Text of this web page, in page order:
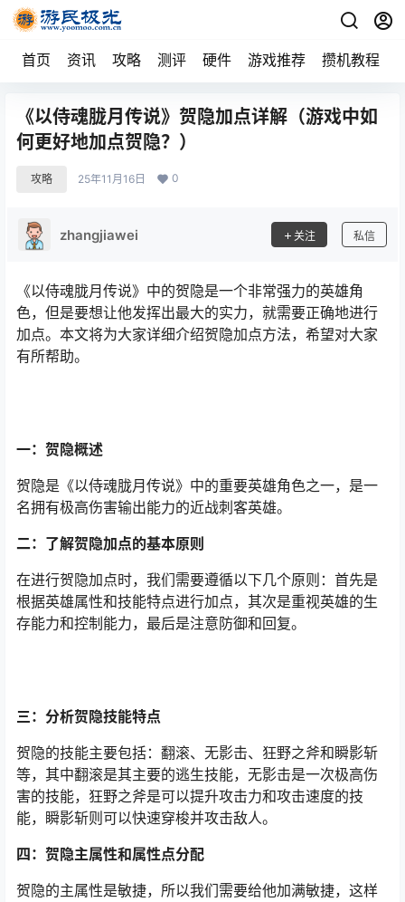
首页 资讯 攻略 测评 硬件 游戏推荐 攒机教程
《以侍魂胧月传说》贺隐加点详解（游戏中如
何更好地加点贺隐？）
攻略 25年11月16日 0
zhangjiawei 关注 私信
《以侍魂胧月传说》中的贺隐是一个非常强力的英雄角
色，但是要想让他发挥出最大的实力，就需要正确地进行
加点。本文将为大家详细介绍贺隐加点方法，希望对大家
有所帮助。
一：贺隐概述
贺隐是《以侍魂胧月传说》中的重要英雄角色之一，是一
名拥有极高伤害输出能力的近战刺客英雄。
二：了解贺隐加点的基本原则
在进行贺隐加点时，我们需要遵循以下几个原则：首先是
根据英雄属性和技能特点进行加点，其次是重视英雄的生
存能力和控制能力，最后是注意防御和回复。
三：分析贺隐技能特点
贺隐的技能主要包括：翻滚、无影击、狂野之斧和瞬影斩
等，其中翻滚是其主要的逃生技能，无影击是一次极高伤
害的技能，狂野之斧是可以提升攻击力和攻击速度的技
能，瞬影斩则可以快速穿梭并攻击敌人。
四：贺隐主属性和属性点分配
贺隐的主属性是敏捷，所以我们需要给他加满敏捷，这样